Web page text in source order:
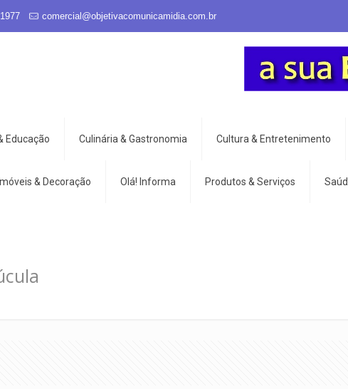
comercial@objetivacomunicamidia.com.br
Educação Culinária & Gastronomia Cultura & Entretenimento
Imóveis & Decoração Olá! Informa Produtos & Serviços